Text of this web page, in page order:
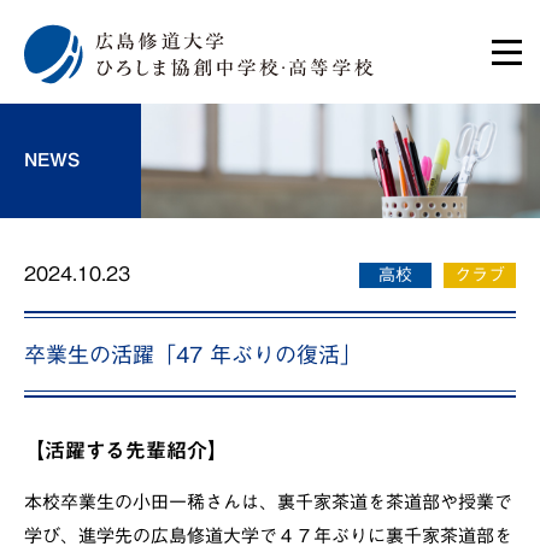
NEWS
2024.10.23 高校 クラブ
卒業生の活躍「47 年ぶりの復活」
【活躍する先輩紹介】
本校卒業生の小田一稀さんは、 裏千家茶道を茶道部や授業で
学び、進学先の広島修道大学で４７年ぶりに裏千家茶道部を